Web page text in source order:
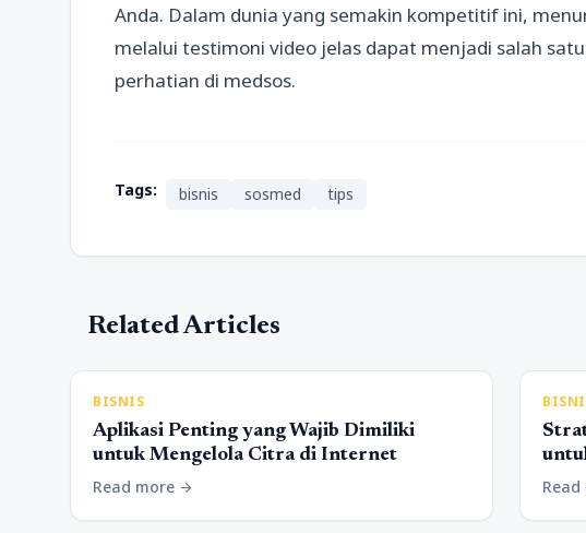
Anda. Dalam dunia yang semakin kompetitif ini,
melalui testimoni video jelas dapat menjadi salah
perhatian di medsos.
Tags: bisnis sosmed tips
Related Articles
BISNIS
Aplikasi Penting yang Wajib Dimiliki
untuk Mengelola Citra di Internet
Read more arrow_forward